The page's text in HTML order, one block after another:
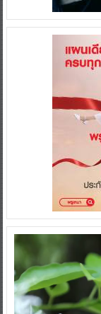
Player